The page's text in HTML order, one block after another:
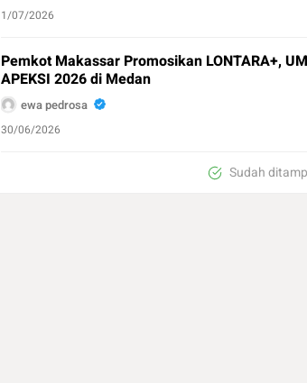
1/07/2026
Pemkot Makassar Promosikan LONTARA+,
APEKSI 2026 di Medan
ewa pedrosa
30/06/2026
Sudah